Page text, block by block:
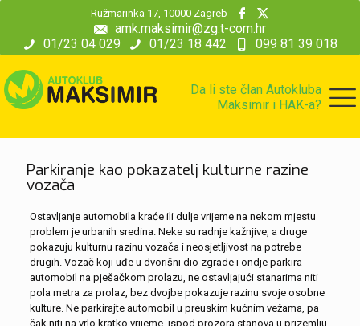
01/23 04 029 01/23 18 442 099 81 39 018
amk.maksimir@zg.t-com.hr
Ružmarinka 17, 10000 Zagreb
Da li ste član Autokluba
Maksimir i HAK-a?
Parkiranje kao pokazatelj kulturne razine
vozača
Ostavljanje automobila kraće ili dulje vrijeme na nekom mjestu
problem je urbanih sredina. Neke su radnje kažnjive, a druge
pokazuju kulturnu razinu vozača i neosjetljivost na potrebe
drugih. Vozač koji uđe u dvorišni dio zgrade i ondje parkira
automobil na pješačkom prolazu, ne ostavljajući stanarima niti
pola metra za prolaz, bez dvojbe pokazuje razinu svoje osobne
kulture. Ne parkirajte automobil u preuskim kućnim vežama, pa
čak niti na vrlo kratko vrijeme, ispod prozora stanova u prizemlju,